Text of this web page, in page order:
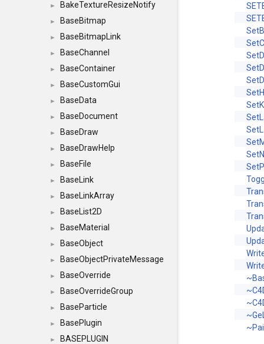
► BakeTextureResizeNotify
► BaseBitmap
► BaseBitmapLink
► BaseChannel
► BaseContainer
► BaseCustomGui
► BaseData
► BaseDocument
► BaseDraw
► BaseDrawHelp
► BaseFile
► BaseLink
► BaseLinkArray
► BaseList2D
► BaseMaterial
► BaseObject
► BaseObjectPrivateMessage
► BaseOverride
► BaseOverrideGroup
► BaseParticle
► BasePlugin
► BASEPLUGIN